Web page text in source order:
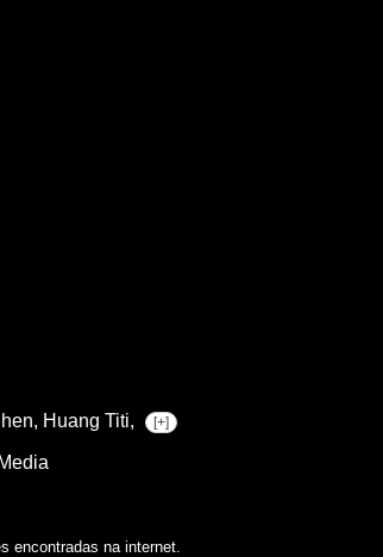
Huang Titi, [+]
encontradas na internet.